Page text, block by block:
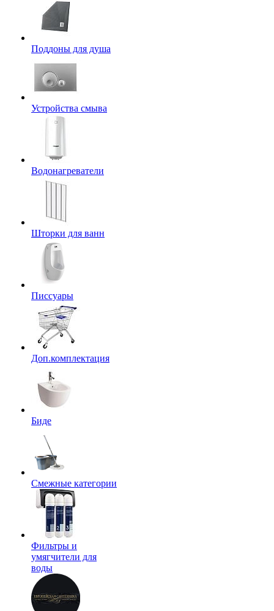
Поддоны для душа
Устройства смыва
Водонагреватели
Шторки для ванн
Писсуары
Доп.комплектация
Биде
Смежные категории
Фильтры и
умягчители для
воды